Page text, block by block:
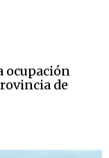
ocupación
de